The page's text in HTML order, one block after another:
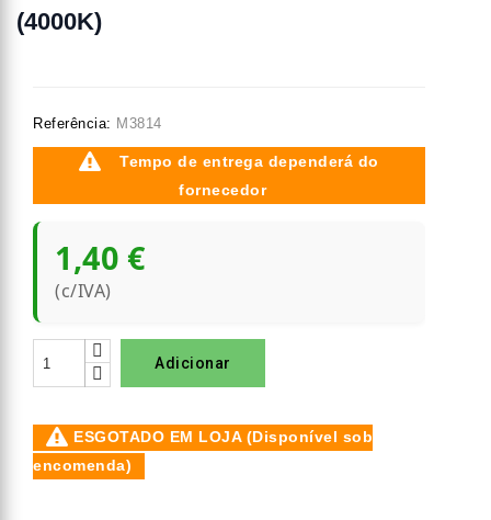
(4000K)
Referência: M3814
Tempo de entrega dependerá do
fornecedor
1,40 €
(c/IVA)
Adicionar
ESGOTADO EM LOJA (Disponível sob
encomenda)